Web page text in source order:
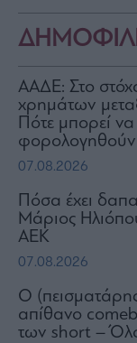
ΑΑΔΕ: Στο
χρημάτων
Πότε μπορεί
φορολογηθούν
07.08.2026
Πόσα έχει
Μάριος
ΑΕΚ
07.08.2026
Ο
απίθανο
των short –